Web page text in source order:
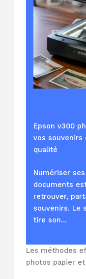
Epson v300
vos souvenirs
qualité
Numériser
documents
retrouver,
souvenirs. Le
tire son…
Les méthodes
photos papier